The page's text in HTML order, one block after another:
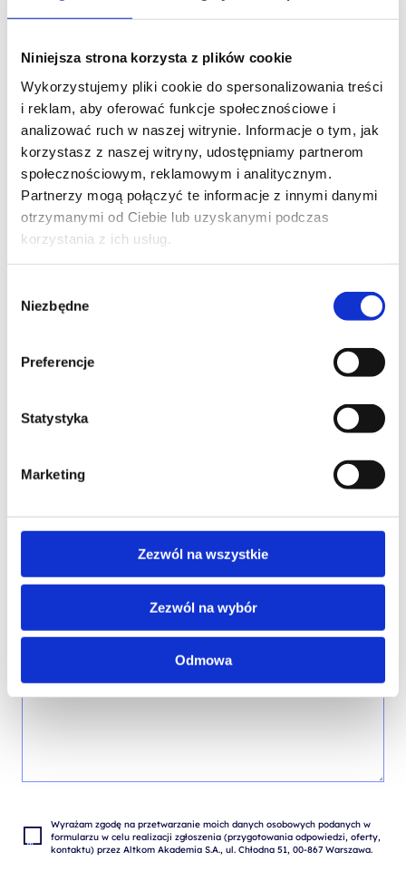
Niniejsza strona korzysta z plików cookie
Wykorzystujemy pliki cookie do spersonalizowania treści
i reklam, aby oferować funkcje społecznościowe i
analizować ruch w naszej witrynie. Informacje o tym, jak
korzystasz z naszej witryny, udostępniamy partnerom
społecznościowym, reklamowym i analitycznym.
Partnerzy mogą połączyć te informacje z innymi danymi
otrzymanymi od Ciebie lub uzyskanymi podczas
korzystania z ich usług.
zgody
Niezbędne
Preferencje
Statystyka
Marketing
Zezwól na wszystkie
Zezwól na wybór
Odmowa
Skontaktuj się z naszym doradcą
IMIĘ I NAZWISKO*
TELEFON KONTAKTOWY*
EMAIL*
TREŚĆ WIADOMOŚCI*
Wyrażam zgodę na przetwarzanie moich danych osobowych podanych w
formularzu w celu realizacji zgłoszenia (przygotowania odpowiedzi, oferty,